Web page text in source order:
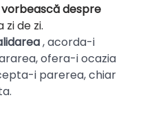
despre
de zi.
, acorda-i
ofera-i ocazia
i parerea, chiar